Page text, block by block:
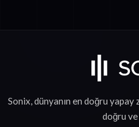
Sonix, dünyanın en doğru yapay
doğru ve